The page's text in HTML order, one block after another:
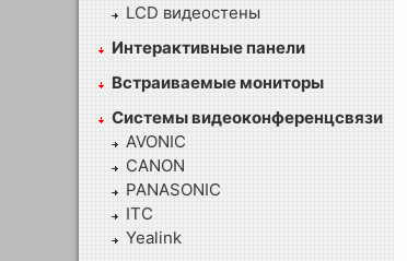
LCD видеостены
Интерактивные панели
Встраиваемые мониторы
Системы видеоконференцсвязи
AVONIC
CANON
PANASONIC
ITC
Yealink